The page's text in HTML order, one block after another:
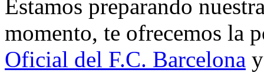
Estamos preparando
momento, te ofrecemos la
Oficial del F.C. Barcelona